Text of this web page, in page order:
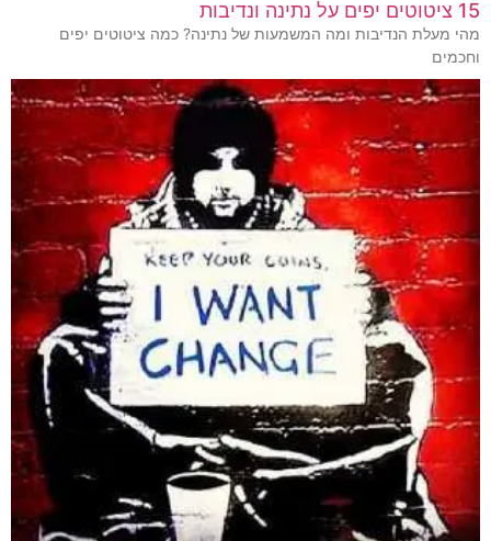
15 ציטוטים יפים על נתינה ונדיבות
מהי מעלת הנדיבות ומה המשמעות של נתינה? כמה ציטוטים יפים
וחכמים